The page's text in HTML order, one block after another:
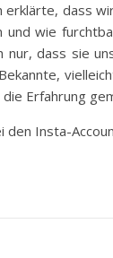
erklärte, dass
und wie
nur, dass sie
Erfahrung
den Insta-